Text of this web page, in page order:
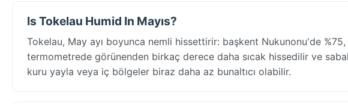
Is Tokelau Humid In Mayıs?
Tokelau, May ayı boyunca nemli hissettirir: başkent Nukunonu'de
termometrede görünenden birkaç derece daha sıcak hissedilir ve
kuru yayla veya iç bölgeler biraz daha az bunaltıcı olabilir.